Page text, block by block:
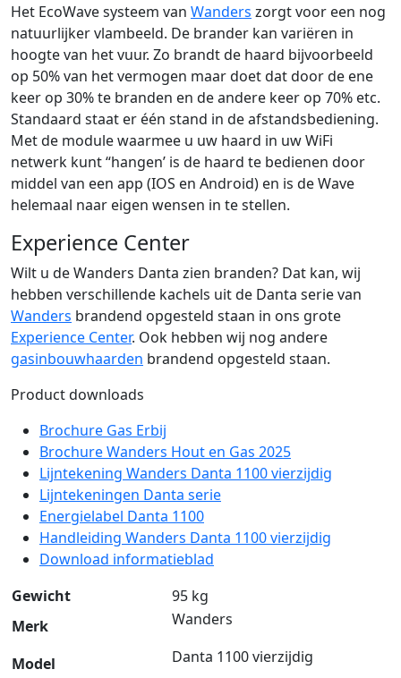
Het EcoWave systeem van Wanders zorgt voor een nog
natuurlijker vlambeeld. De brander kan variëren in
hoogte van het vuur. Zo brandt de haard bijvoorbeeld
op 50% van het vermogen maar doet dat door de ene
keer op 30% te branden en de andere keer op 70% etc.
Standaard staat er één stand in de afstandsbediening.
Met de module waarmee u uw haard in uw WiFi
netwerk kunt “hangen’ is de haard te bedienen door
middel van een app (IOS en Android) en is de Wave
helemaal naar eigen wensen in te stellen.
Experience Center
Wilt u de Wanders Danta zien branden? Dat kan, wij
hebben verschillende kachels uit de Danta serie van
Wanders brandend opgesteld staan in ons grote
Experience Center. Ook hebben wij nog andere
gasinbouwhaarden brandend opgesteld staan.
Product downloads
Brochure Gas Erbij
Brochure Wanders Hout en Gas 2025
Lijntekening Wanders Danta 1100 vierzijdig
Lijntekeningen Danta serie
Energielabel Danta 1100
Handleiding Wanders Danta 1100 vierzijdig
Download informatieblad
Gewicht
95 kg
Merk
Wanders
Model Danta 1100 vierzijdig